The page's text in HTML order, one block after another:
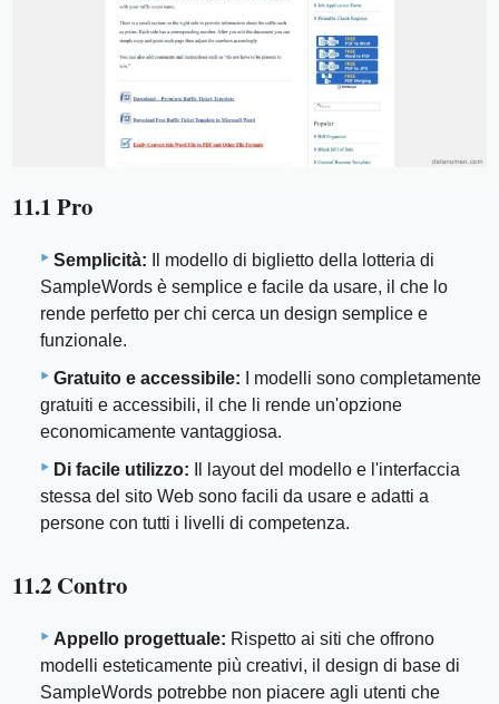
11.1 Pro
Semplicità: Il modello di biglietto della lotteria di
SampleWords è semplice e facile da usare, il che lo
rende perfetto per chi cerca un design semplice e
funzionale.
Gratuito e accessibile: I modelli sono completamente
gratuiti e accessibili, il che li rende un'opzione
economicamente vantaggiosa.
Di facile utilizzo: Il layout del modello e l'interfaccia
stessa del sito Web sono facili da usare e adatti a
persone con tutti i livelli di competenza.
11.2 Contro
Appello progettuale: Rispetto ai siti che offrono
modelli esteticamente più creativi, il design di base di
SampleWords potrebbe non piacere agli utenti che